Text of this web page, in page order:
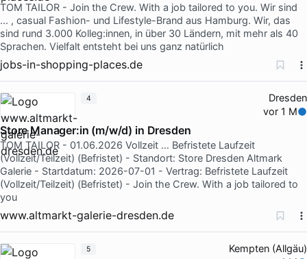
TOM TAILOR - Join the Crew. With a job tailored to you. Wir sind
... , casual Fashion- und Lifestyle-Brand aus Hamburg. Wir, das
sind rund 3.000 Kolleg:innen, in über 30 Ländern, mit mehr als 40
Sprachen. Vielfalt entsteht bei uns ganz natürlich
jobs-in-shopping-places.de
Dresden
vor 1 M
Store Manager:in (m/w/d) in Dresden
TOM TAILOR - 01.06.2026 Vollzeit … Befristete Laufzeit
(Vollzeit/Teilzeit) (Befristet) - Standort: Store Dresden Altmark
Galerie - Startdatum: 2026-07-01 - Vertrag: Befristete Laufzeit
(Vollzeit/Teilzeit) (Befristet) - Join the Crew. With a job tailored to
you
www.altmarkt-galerie-dresden.de
4
Kempten (Allgäu)
5